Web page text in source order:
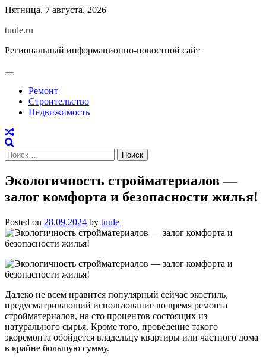
Skip
content
Пятница, 7 августа, 2026
tuule.ru
Региональный информационно-новостной сайт
Ремонт
Строительство
Недвижимость
Найти:
Экологичность стройматериалов —
залог комфорта и безопасности жилья!
Posted on 28.09.2024 by tuule
Далеко не всем нравится популярный сейчас экостиль,
предусматривающий использование во время ремонта
стройматериалов, на сто процентов состоящих из
натурального сырья. Кроме того, проведение такого
экоремонта обойдется владельцу квартиры или частного дома
в крайне большую сумму.